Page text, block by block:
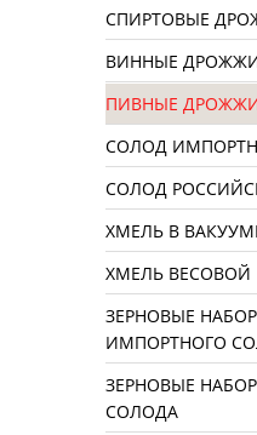
СПИРТОВЫЕ
ВИННЫЕ
ПИВНЫЕ
СОЛОД
СОЛОД
ХМЕЛЬ В
ХМЕЛЬ ВЕСОВОЙ
ЗЕРНОВЫЕ
ИМПОРТНОГО
ЗЕРНОВЫЕ
СОЛОДА